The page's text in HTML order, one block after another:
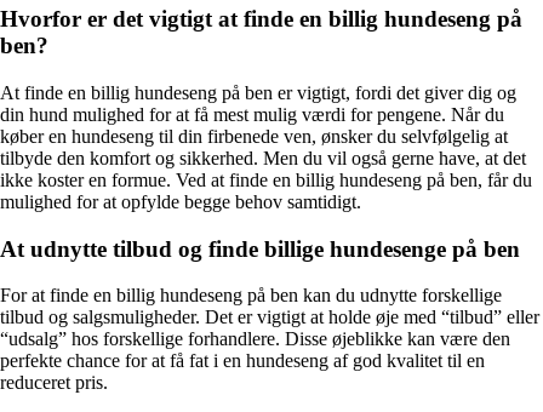
Hvorfor er det vigtigt at finde en billig hundeseng på
ben?
At finde en billig hundeseng på ben er vigtigt, fordi det giver dig og
din hund mulighed for at få mest mulig værdi for pengene. Når du
køber en hundeseng til din firbenede ven, ønsker du selvfølgelig at
tilbyde den komfort og sikkerhed. Men du vil også gerne have, at det
ikke koster en formue. Ved at finde en billig hundeseng på ben, får du
mulighed for at opfylde begge behov samtidigt.
At udnytte tilbud og finde billige hundesenge på ben
For at finde en billig hundeseng på ben kan du udnytte forskellige
tilbud og salgsmuligheder. Det er vigtigt at holde øje med “tilbud” eller
“udsalg” hos forskellige forhandlere. Disse øjeblikke kan være den
perfekte chance for at få fat i en hundeseng af god kvalitet til en
reduceret pris.